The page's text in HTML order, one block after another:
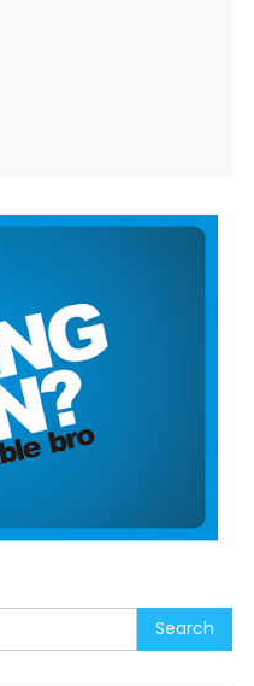
Search